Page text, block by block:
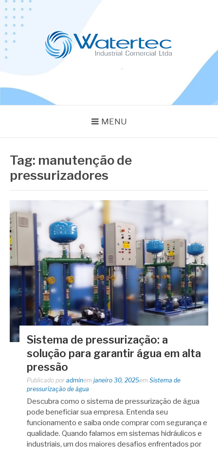
Pular
para
conteúdo
MENU
Tag: manutenção de
pressurizadores
Sistema de pressurização: a
solução para garantir água em alta
pressão
Publicado por adminem janeiro 30, 2025em Sistema de
pressurização de água
Descubra como o sistema de pressurização de água
pode beneficiar sua empresa. Entenda seu
funcionamento e saiba onde comprar com segurança e
qualidade. Quando falamos em sistemas hidráulicos e
industriais, um dos maiores desafios enfrentados por